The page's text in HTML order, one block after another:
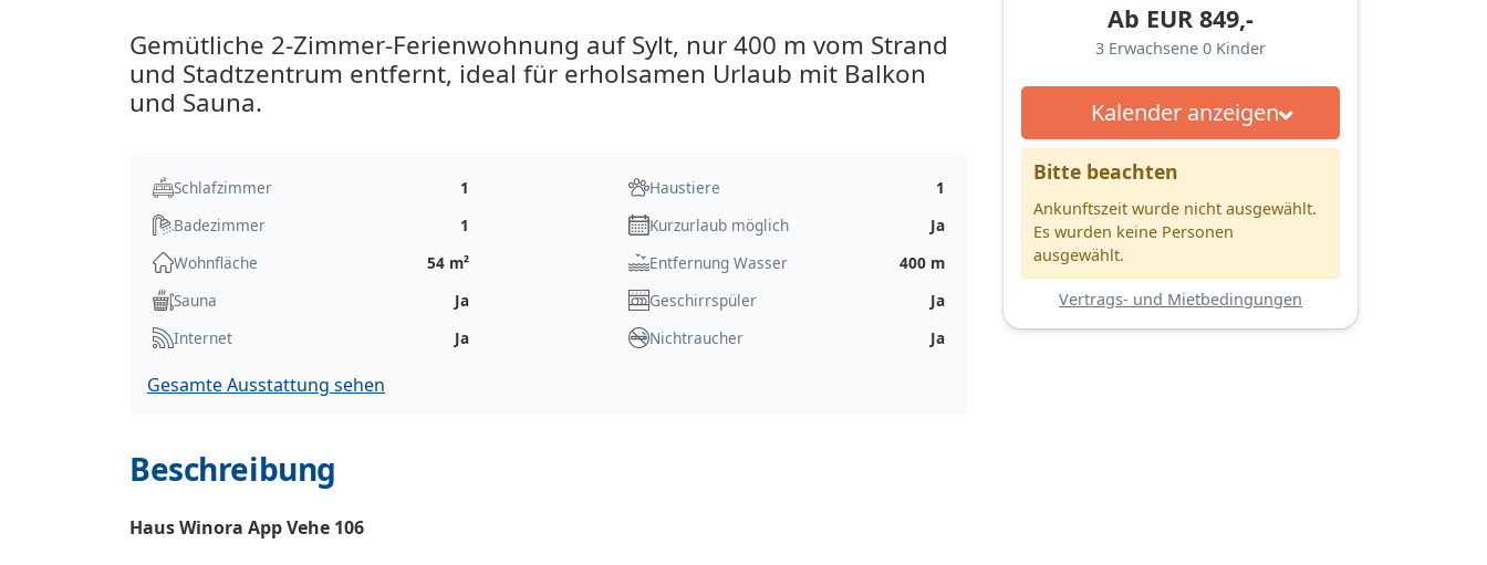
Gemütliche 2-Zimmer-Ferienwohnung auf Sylt, nur 400 m vom Strand
und Stadtzentrum entfernt, ideal für erholsamen Urlaub mit Balkon
und Sauna.
Schlafzimmer
1
Badezimmer
1
Wohnfläche
54 m²
Haustiere
1
Kurzurlaub möglich
Ja
Entfernung Wasser
400 m
Sauna
Ja
Internet
Ja
Geschirrspüler
Ja
Nichtraucher
Ja
Gesamte Ausstattung sehen
Beschreibung
Haus Winora App Vehe 106
Ab EUR 849,-
3 Erwachsene 0 Kinder
Kalender anzeigen
Bitte beachten
Ankunftszeit wurde nicht ausgewählt.
Es wurden keine Personen
ausgewählt.
Vertrags- und Mietbedingungen